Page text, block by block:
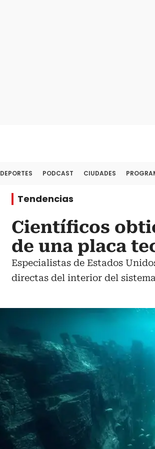
DEPORTES PODCAST CIUDADES
Tendencias
Científicos
de una placa
Especialistas de Estados
directas del interior del